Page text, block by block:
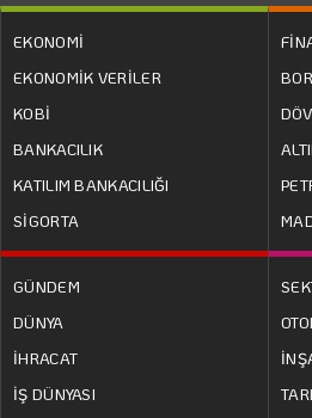
EKONOMİ
EKONOMİK VERİLER
KOBİ
BANKACILIK
KATILIM BANKACILIĞI
SİGORTA
GÜNDEM
DÜNYA
İHRACAT
İŞ DÜNYASI